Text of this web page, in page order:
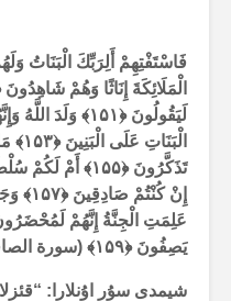
فَاسْتَفْتِهِمْ أَلِرَبِّكَ الْبَنَاتُ
الْمَلَائِكَةَ إِنَاثًا وَهُمْ شَاهِدُونَ
لَيَقُولُونَ ﴿۱۵۱﴾ وَلَدَ اللَّهُ
الْبَنَاتِ عَلَى الْبَنِينَ ﴿۱۵۳﴾
تَذَكَّرُونَ ﴿۱۵۵﴾ أَمْ لَكُمْ
إِنْ كُنْتُمْ صَادِقِينَ ﴿۱۵۷﴾
عَلِمَتِ الْجِنَّةُ إِنَّهُمْ
يَصِفُونَ ﴿۱۵۹﴾ (سورة
شیمدی سۇر اۇنلارا: